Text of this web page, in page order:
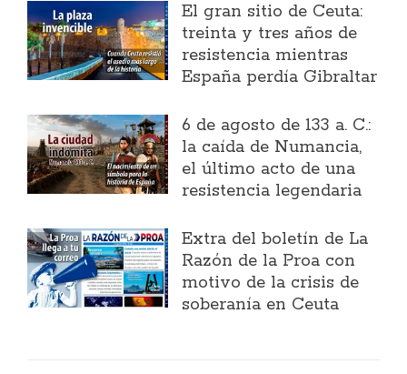
El gran sitio de Ceuta:
treinta y tres años de
resistencia mientras
España perdía Gibraltar
6 de agosto de 133 a. C.:
la caída de Numancia,
el último acto de una
resistencia legendaria
Extra del boletín de La
Razón de la Proa con
motivo de la crisis de
soberanía en Ceuta